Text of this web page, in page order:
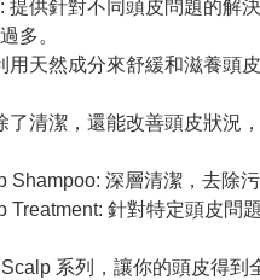
提供針對不同頭皮問題的解
多。
用天然成分來舒緩和滋養頭
了清潔，還能改善頭皮狀況
Shampoo: 深層清潔，去除污
Treatment: 針對特定頭皮問
系列，讓你的頭皮得到